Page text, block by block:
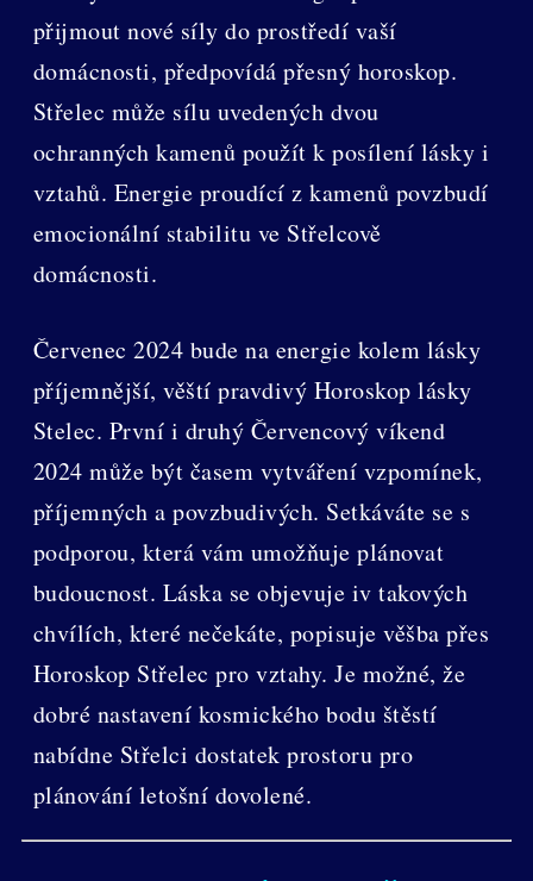
přijmout nové síly do prostředí vaší
domácnosti, předpovídá přesný horoskop.
Střelec může sílu uvedených dvou
ochranných kamenů použít k posílení lásky i
vztahů. Energie proudící z kamenů povzbudí
emocionální stabilitu ve Střelcově
domácnosti.
Červenec 2024 bude na energie kolem lásky
příjemnější, věští pravdivý Horoskop lásky
Stelec. První i druhý Červencový víkend
2024 může být časem vytváření vzpomínek,
příjemných a povzbudivých. Setkáváte se s
podporou, která vám umožňuje plánovat
budoucnost. Láska se objevuje iv takových
chvílích, které nečekáte, popisuje věšba přes
Horoskop Střelec pro vztahy. Je možné, že
dobré nastavení kosmického bodu štěstí
nabídne Střelci dostatek prostoru pro
plánování letošní dovolené.